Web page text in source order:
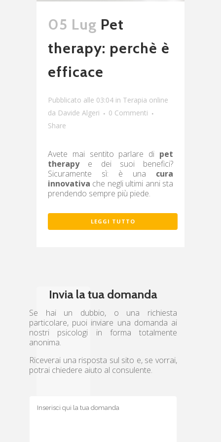
05 Lug Pet
therapy: perchè è
efficace
Pubblicato alle 03:04 in Terapia online
da Davide Algeri
0 Commenti
Share
Avete mai sentito parlare di pet
therapy e dei suoi benefici?
Sicuramente sì: è una cura
innovativa che negli ultimi anni sta
prendendo sempre più piede.
LEGGI TUTTO
Invia la tua domanda
Se hai un dubbio, o una richiesta
particolare, puoi inviare una domanda ai
nostri psicologi in forma totalmente
anonima.
Riceverai una risposta sul sito e, se vorrai,
potrai chiedere aiuto al consulente.